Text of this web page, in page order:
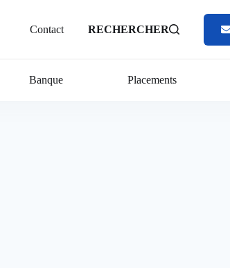
Contact RECHERCHER
Banque Placements